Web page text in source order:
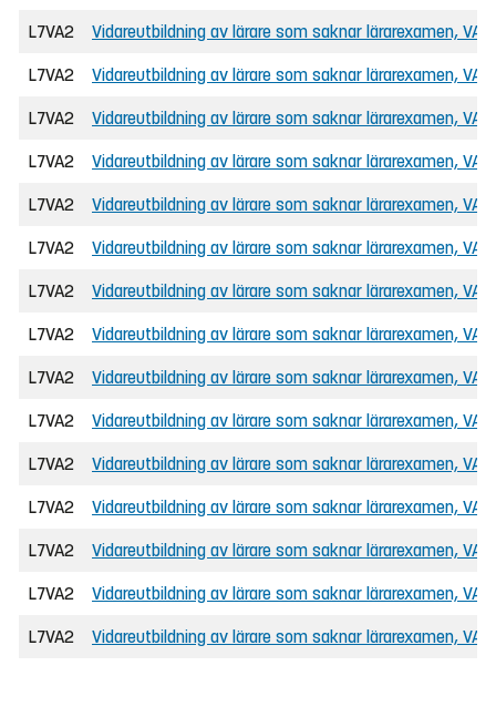
L7VA2 Vidareutbildning av lärare som saknar lärarexamen, VAL
L7VA2 Vidareutbildning av lärare som saknar lärarexamen, VAL
L7VA2 Vidareutbildning av lärare som saknar lärarexamen, VAL
L7VA2 Vidareutbildning av lärare som saknar lärarexamen, VAL
L7VA2 Vidareutbildning av lärare som saknar lärarexamen, VAL
L7VA2 Vidareutbildning av lärare som saknar lärarexamen, VAL
L7VA2 Vidareutbildning av lärare som saknar lärarexamen, VAL
L7VA2 Vidareutbildning av lärare som saknar lärarexamen, VAL
L7VA2 Vidareutbildning av lärare som saknar lärarexamen, VAL
L7VA2 Vidareutbildning av lärare som saknar lärarexamen, VAL
L7VA2 Vidareutbildning av lärare som saknar lärarexamen, VAL
L7VA2 Vidareutbildning av lärare som saknar lärarexamen, VAL
L7VA2 Vidareutbildning av lärare som saknar lärarexamen, VAL
L7VA2 Vidareutbildning av lärare som saknar lärarexamen, VAL
L7VA2 Vidareutbildning av lärare som saknar lärarexamen, VAL